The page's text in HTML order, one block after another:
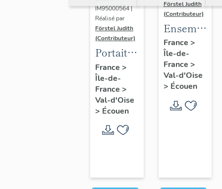
IM95000564 |
Réalisé par
Förstel Judith
(Contributeur)
Portait
d'homme
en
médaillon
ovale.
France >
Île-de-
France >
Val-d'Oise
> Écouen
Förstel Judith
(Contributeur)
Ensemble
des
verrières
du
XVIIIe
siècle
France >
Île-de-
France >
Val-d'Oise
> Écouen